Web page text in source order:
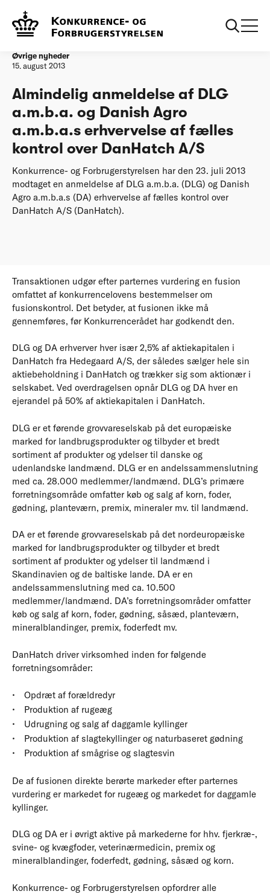
Forside
a.m.b.a.s erhvervelse af fælles kontrol over DanHatch A/S
Øvrige nyheder
15. august 2013
Almindelig anmeldelse af DLG
a.m.b.a. og Danish Agro
a.m.b.a.s erhvervelse af fælles
kontrol over DanHatch A/S
Konkurrence- og Forbrugerstyrelsen har den 23. juli 2013
modtaget en anmeldelse af DLG a.m.b.a. (DLG) og Danish
Agro a.m.b.a.s (DA) erhvervelse af fælles kontrol over
DanHatch A/S (DanHatch).
Transaktionen udgør efter parternes vurdering en fusion
omfattet af konkurrencelovens bestemmelser om
fusionskontrol. Det betyder, at fusionen ikke må
gennemføres, før Konkurrencerådet har godkendt den.
DLG og DA erhverver hver især 2,5% af aktiekapitalen i
DanHatch fra Hedegaard A/S, der således sælger hele sin
aktiebeholdning i DanHatch og trækker sig som aktionær i
selskabet. Ved overdragelsen opnår DLG og DA hver en
ejerandel på 50% af aktiekapitalen i DanHatch.
DLG er et førende grovvareselskab på det europæiske
marked for landbrugsprodukter og tilbyder et bredt
sortiment af produkter og ydelser til danske og
udenlandske landmænd. DLG er en andelssammenslutning
med ca. 28.000 medlemmer/landmænd. DLG’s primære
forretningsområde omfatter køb og salg af korn, foder,
gødning, planteværn, premix, mineraler mv. til landmænd.
DA er et førende grovvareselskab på det nordeuropæiske
marked for landbrugsprodukter og tilbyder et bredt
sortiment af produkter og ydelser til landmænd i
Skandinavien og de baltiske lande. DA er en
andelssammenslutning med ca. 10.500
medlemmer/landmænd. DA’s forretningsområder omfatter
køb og salg af korn, foder, gødning, såsæd, planteværn,
mineralblandinger, premix, foderfedt mv.
DanHatch driver virksomhed inden for følgende
forretningsområder:
Opdræt af forældredyr
Produktion af rugeæg
Udrugning og salg af daggamle kyllinger
Produktion af slagtekyllinger og naturbaseret gødning
Produktion af smågrise og slagtesvin
De af fusionen direkte berørte markeder efter parternes
vurdering er markedet for rugeæg og markedet for daggamle
kyllinger.
DLG og DA er i øvrigt aktive på markederne for hhv. fjerkræ-,
svine- og kvægfoder, veterinærmedicin, premix og
mineralblandinger, foderfedt, gødning, såsæd og korn.
Konkurrence- og Forbrugerstyrelsen opfordrer alle